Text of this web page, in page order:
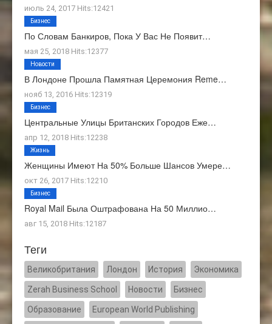
июль 24, 2017 Hits:12421
По Словам Банкиров, Пока У Вас Не Появит…
мая 25, 2018 Hits:12377
Бизнес
В Лондоне Прошла Памятная Церемония Reme…
нояб 13, 2016 Hits:12319
Новости
Центральные Улицы Британских Городов Еже…
апр 12, 2018 Hits:12238
Бизнес
Женщины Имеют На 50% Больше Шансов Умере…
окт 26, 2017 Hits:12210
Жизнь
Royal Mail Была Оштрафована На 50 Миллио…
авг 15, 2018 Hits:12187
Бизнес
Теги
Великобритания Лондон История Экономика
Zerah Business School Новости Бизнес
Образование European World Publishing